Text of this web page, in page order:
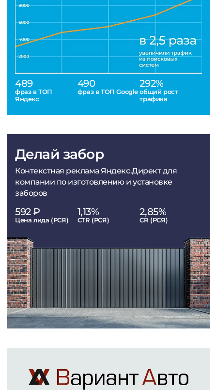
Делай забор
Контекстная реклама Яндекс.Директ для
компании по изготовлению и установке
заборов
592 ₽
Цена лида (РСЯ)
1,13%
CTR (РСЯ)
2,85%
CR (РСЯ)
489
фраз в ТОП
Яндекс
490
фраз в ТОП Google
292%
общий рост
трафика